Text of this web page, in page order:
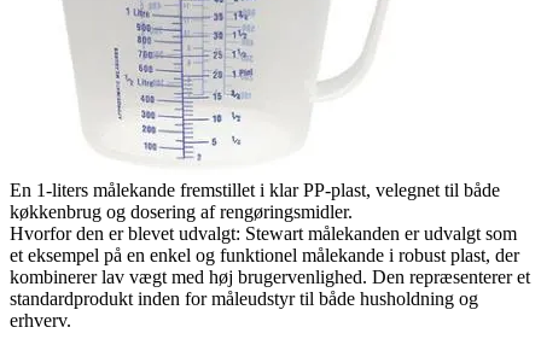
En 1-liters målekande fremstillet i klar PP-plast, velegnet til både
køkkenbrug og dosering af rengøringsmidler.
Hvorfor den er blevet udvalgt: Stewart målekanden er udvalgt som
et eksempel på en enkel og funktionel målekande i robust plast, der
kombinerer lav vægt med høj brugervenlighed. Den repræsenterer et
standardprodukt inden for måleudstyr til både husholdning og
erhverv.